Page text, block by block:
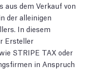
aus dem Verkauf von
der alleinigen
In diesem
Ersteller
STRIPE TAX oder
in Anspruch